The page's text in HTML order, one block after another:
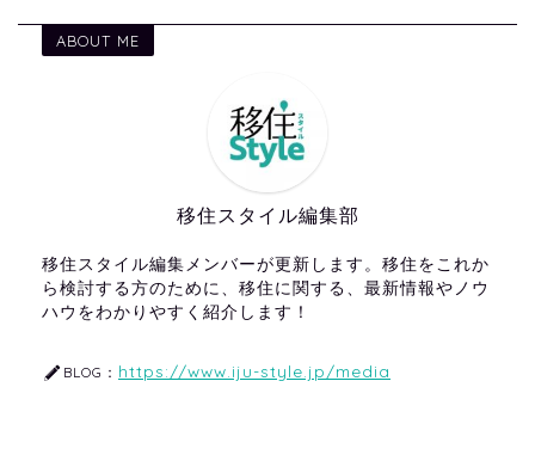
ABOUT ME
移住スタイル編集部
移住スタイル編集メンバーが更新します。移住をこれか
ら検討する方のために、移住に関する、最新情報やノウ
ハウをわかりやすく紹介します！
BLOG： https://www.iju-style.jp/media